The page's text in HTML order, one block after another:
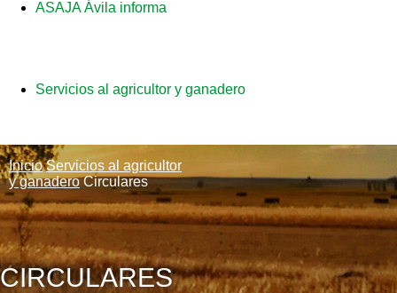
ASAJA Ávila informa
Servicios al agricultor y ganadero
Inicio Servicios al agricultor
y ganadero Circulares
CIRCULARES